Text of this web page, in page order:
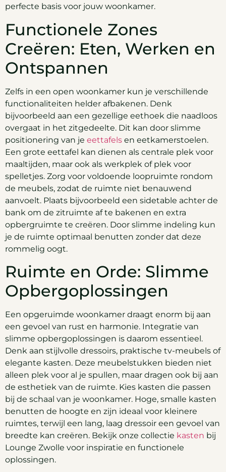
perfecte basis voor jouw woonkamer.
Functionele Zones
Creëren: Eten, Werken en
Ontspannen
Zelfs in een open woonkamer kun je verschillende
functionaliteiten helder afbakenen. Denk
bijvoorbeeld aan een gezellige eethoek die naadloos
overgaat in het zitgedeelte. Dit kan door slimme
positionering van je eettafels en eetkamerstoelen.
Een grote eettafel kan dienen als centrale plek voor
maaltijden, maar ook als werkplek of plek voor
spelletjes. Zorg voor voldoende loopruimte rondom
de meubels, zodat de ruimte niet benauwend
aanvoelt. Plaats bijvoorbeeld een sidetable achter de
bank om de zitruimte af te bakenen en extra
opbergruimte te creëren. Door slimme indeling kun
je de ruimte optimaal benutten zonder dat deze
rommelig oogt.
Ruimte en Orde: Slimme
Opbergoplossingen
Een opgeruimde woonkamer draagt enorm bij aan
een gevoel van rust en harmonie. Integratie van
slimme opbergoplossingen is daarom essentieel.
Denk aan stijlvolle dressoirs, praktische tv-meubels of
elegante kasten. Deze meubelstukken bieden niet
alleen plek voor al je spullen, maar dragen ook bij aan
de esthetiek van de ruimte. Kies kasten die passen
bij de schaal van je woonkamer. Hoge, smalle kasten
benutten de hoogte en zijn ideaal voor kleinere
ruimtes, terwijl een lang, laag dressoir een gevoel van
breedte kan creëren. Bekijk onze collectie kasten bij
Lounge Zwolle voor inspiratie en functionele
oplossingen.